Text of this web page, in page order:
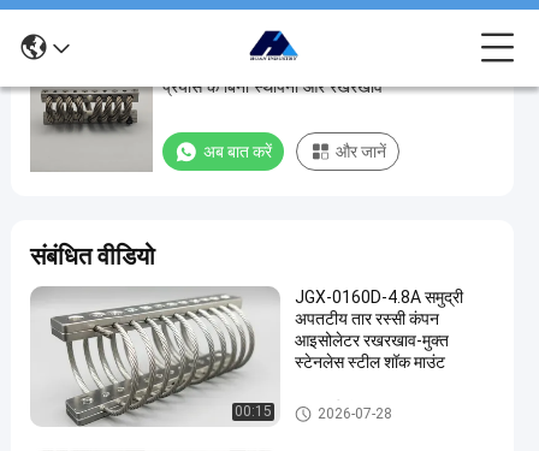
JGX-
1276D-
92B
तार
कंपन
अलगाव
के
साथ
प्रयास
JGX-1276D-92B तार रस्सी कंपन अलगाव के साथ
प्रयास के बिना स्थापना और रखरखाव
अब बात करें और जानें
संबंधित वीडियो
00:15
JGX-0160D-4.8A समुद्री
अपतटीय तार रस्सी कंपन
आइसोलेटर रखरखाव-मुक्त
स्टेनलेस स्टील शॉक माउंट
तार रस्सी कंपन अलगाव
2026-07-28